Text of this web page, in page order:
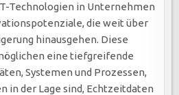
TECHNOLOGIEN:
SCHLÜSSEL
ZU
INNOVATION,
PERSONALISIERUNG
UND
EFFIZIENZSTEIGERUNG
IN
UNTERNEHMEN
Technologien in Unternehmen
die weit über
hinausgehen. Diese
eine tiefgreifende
Systemen und Prozessen,
in der Lage sind, Echtzeitdaten